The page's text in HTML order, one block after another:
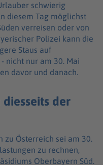
schwierig
diesem Tag möglichst
verreisen oder von
Polizei kann die
Staus auf
nicht nur am 30. Mai
davor und danach.
der
zu Österreich sei am 30.
zu rechnen,
Oberbayern Süd.